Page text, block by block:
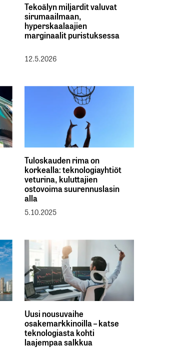
Tekoälyn miljardit valuvat
sirumaailmaan,
hyperskaalaajien
marginaalit puristuksessa
12.5.2026
Tuloskauden rima on
korkealla: teknologiayhtiöt
veturina, kuluttajien
ostovoima suurennuslasin
alla
5.10.2025
Uusi nousuvaihe
osakemarkkinoilla – katse
teknologiasta kohti
laajempaa salkkua